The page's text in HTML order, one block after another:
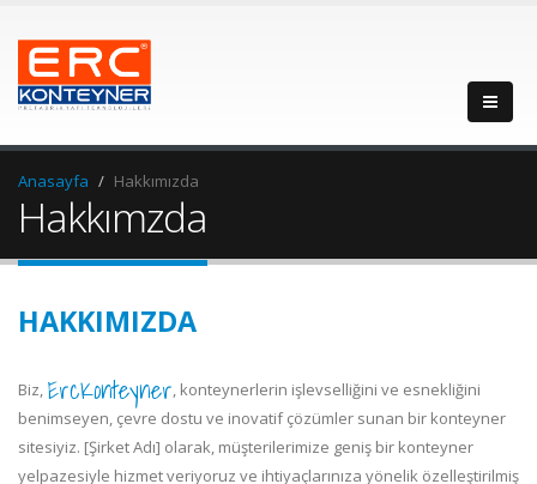
Anasayfa Hakkımızda
Hakkımzda
HAKKIMIZDA
Biz, ErcKonteyner, konteynerlerin işlevselliğini ve esnekliğini
benimseyen, çevre dostu ve inovatif çözümler sunan bir konteyner
sitesiyiz. [Şirket Adı] olarak, müşterilerimize geniş bir konteyner
yelpazesiyle hizmet veriyoruz ve ihtiyaçlarınıza yönelik özelleştirilmiş